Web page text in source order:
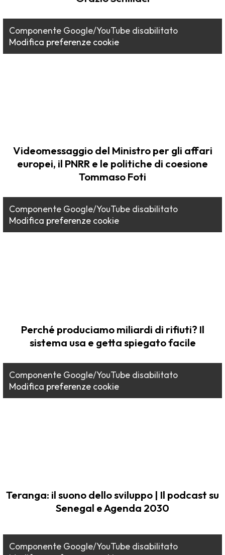
Componente Google/YouTube disabilitato
Modifica preferenze cookie
Videomessaggio del Ministro per gli affari
europei, il PNRR e le politiche di coesione
Tommaso Foti
Componente Google/YouTube disabilitato
Modifica preferenze cookie
Perché produciamo miliardi di rifiuti? Il
sistema usa e getta spiegato facile
Componente Google/YouTube disabilitato
Modifica preferenze cookie
Teranga: il suono dello sviluppo | Il podcast su
Senegal e Agenda 2030
Componente Google/YouTube disabilitato